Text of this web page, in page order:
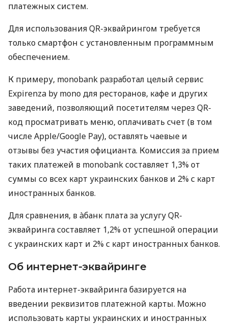
платежных систем.
Для использования QR-эквайрингом требуется
только смартфон с установленным программным
обеспечением.
К примеру, monobank разработал целый сервис
Expirenza by mono для ресторанов, кафе и других
заведений, позволяющий посетителям через QR-
код просматривать меню, оплачивать счет (в том
числе Apple/Google Pay), оставлять чаевые и
отзывы без участия официанта. Комиссия за прием
таких платежей в monobank составляет 1,3% от
суммы со всех карт украинских банков и 2% с карт
иностранных банков.
Для сравнения, в àбанк плата за услугу QR-
эквайринга составляет 1,2% от успешной операции
с украинских карт и 2% с карт иностранных банков.
Об интернет-эквайринге
Работа интернет-эквайринга базируется на
введении реквизитов платежной карты. Можно
использовать карты украинских и иностранных